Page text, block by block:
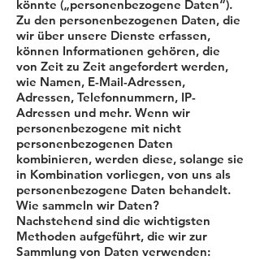
könnte („personenbezogene Daten“).
Zu den personenbezogenen Daten, die
wir über unsere Dienste erfassen,
können Informationen gehören, die
von Zeit zu Zeit angefordert werden,
wie Namen, E-Mail-Adressen,
Adressen, Telefonnummern, IP-
Adressen und mehr. Wenn wir
personenbezogene mit nicht
personenbezogenen Daten
kombinieren, werden diese, solange sie
in Kombination vorliegen, von uns als
personenbezogene Daten behandelt.
Wie sammeln wir Daten?
Nachstehend sind die wichtigsten
Methoden aufgeführt, die wir zur
Sammlung von Daten verwenden: